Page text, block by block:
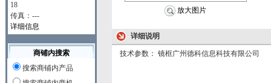
18
传真：---
详细信息
商铺内搜索
搜索商铺内产品
放大图片
详细说明
技术参数： 镜框广州德科信息科技有限公司